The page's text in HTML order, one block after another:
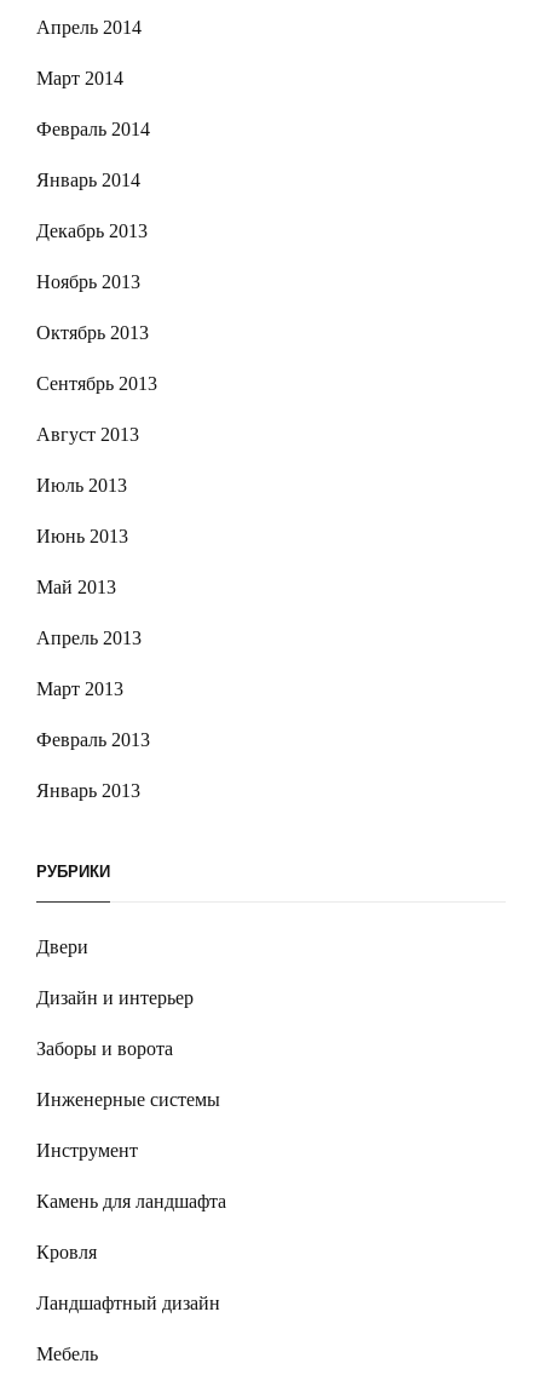
Апрель 2014
Март 2014
Февраль 2014
Январь 2014
Декабрь 2013
Ноябрь 2013
Октябрь 2013
Сентябрь 2013
Август 2013
Июль 2013
Июнь 2013
Май 2013
Апрель 2013
Март 2013
Февраль 2013
Январь 2013
РУБРИКИ
Двери
Дизайн и интерьер
Заборы и ворота
Инженерные системы
Инструмент
Камень для ландшафта
Кровля
Ландшафтный дизайн
Мебель